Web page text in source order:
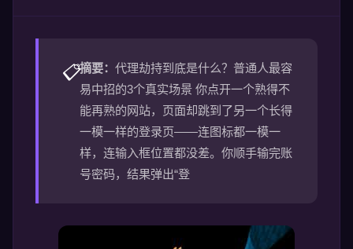
📋摘要： 代理劫持到底是什么？普通人最容
易中招的3个真实场景 你点开一个熟得不
能再熟的网站，页面却跳到了另一个长得
一模一样的登录页——连图标都一模一
样，连输入框位置都没差。你顺手输完账
号密码，结果弹出“登